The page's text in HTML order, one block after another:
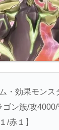
・効果モンス
ゴン族/攻
/赤１】